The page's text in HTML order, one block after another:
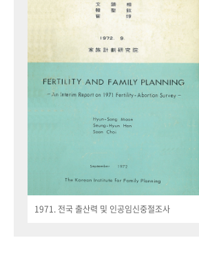
1971. 전국 출산력 및 인공임신중절조사